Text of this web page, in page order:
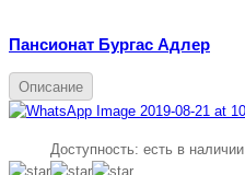
Пансионат Бургас Адлер
Описание
Доступность: есть в наличии